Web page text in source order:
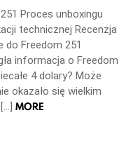
Proces unboxingu
technicznej Recenzja
do Freedom 251
informacja o Freedom
4 dolary? Może
okazało się wielkim
MORE